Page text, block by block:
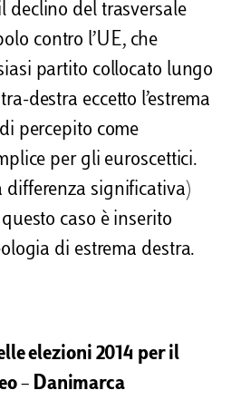
declino del trasversale
contro l’UE, che
partito collocato lungo
destra eccetto l’estrema
percepito come
per gli euroscettici.
differenza significativa)
caso è inserito
di estrema destra.
elezioni 2014 per il
– Danimarca